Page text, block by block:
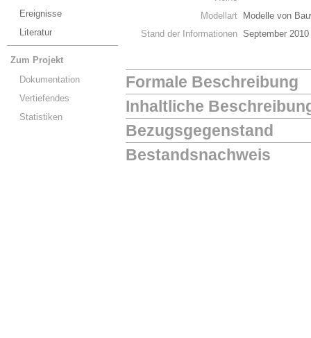
Ereignisse
Literatur
Zum Projekt
Dokumentation
Vertiefendes
Statistiken
Modellart
Modelle von
Stand der Informationen September 2010
Formale Beschreibung
Inhaltliche
Bezugsgegenstand
Bestandsnachweis